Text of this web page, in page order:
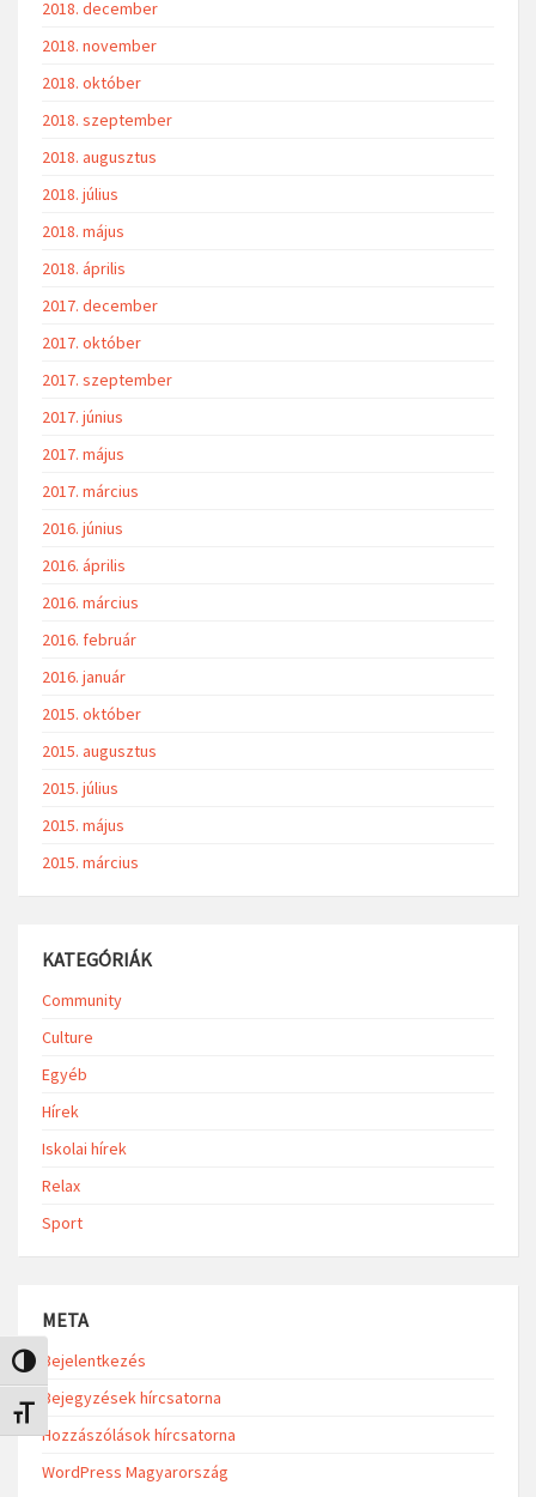
Nagy kontraszt váltása
Betűméret váltása
2018. december
2018. november
2018. október
2018. szeptember
2018. augusztus
2018. július
2018. május
2018. április
2017. december
2017. október
2017. szeptember
2017. június
2017. május
2017. március
2016. június
2016. április
2016. március
2016. február
2016. január
2015. október
2015. augusztus
2015. július
2015. május
2015. március
KATEGÓRIÁK
Community
Culture
Egyéb
Hírek
Iskolai hírek
Relax
Sport
META
Bejelentkezés
Bejegyzések hírcsatorna
Hozzászólások hírcsatorna
WordPress Magyarország